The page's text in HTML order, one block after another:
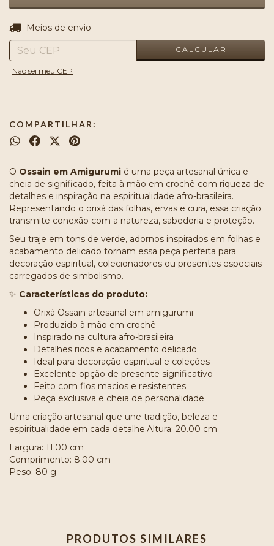
Entregas para o CEP:
Meios de envio
CALCULAR
Não sei meu CEP
COMPARTILHAR:
O Ossain em Amigurumi é uma peça artesanal única e
cheia de significado, feita à mão em crochê com riqueza de
detalhes e inspiração na espiritualidade afro-brasileira.
Representando o orixá das folhas, ervas e cura, essa criação
transmite conexão com a natureza, sabedoria e proteção.
Seu traje em tons de verde, adornos inspirados em folhas e
acabamento delicado tornam essa peça perfeita para
decoração espiritual, colecionadores ou presentes especiais
carregados de simbolismo.
✨ Características do produto:
Orixá Ossain artesanal em amigurumi
Produzido à mão em crochê
Inspirado na cultura afro-brasileira
Detalhes ricos e acabamento delicado
Ideal para decoração espiritual e coleções
Excelente opção de presente significativo
Feito com fios macios e resistentes
Peça exclusiva e cheia de personalidade
Uma criação artesanal que une tradição, beleza e
espiritualidade em cada detalhe.Altura: 20.00 cm
Largura: 11.00 cm
Comprimento: 8.00 cm
Peso: 80 g
PRODUTOS SIMILARES